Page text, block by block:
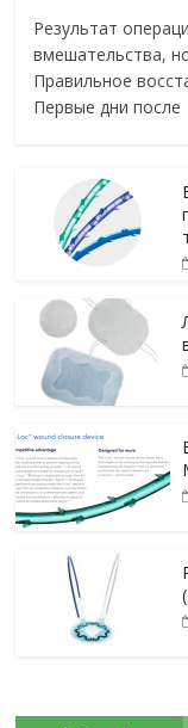
Результат
вмешательства,
Правильное
Первые дни после